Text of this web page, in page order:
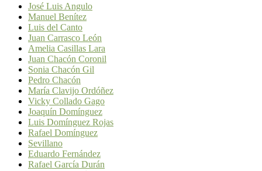
José Luis Angulo
Manuel Benítez
Luis del Canto
Juan Carrasco León
Amelia Casillas Lara
Juan Chacón Coronil
Sonia Chacón Gil
Pedro Chacón
María Clavijo Ordóñez
Vicky Collado Gago
Joaquín Domínguez
Luis Domínguez Rojas
Rafael Domínguez
Sevillano
Eduardo Fernández
Rafael García Durán